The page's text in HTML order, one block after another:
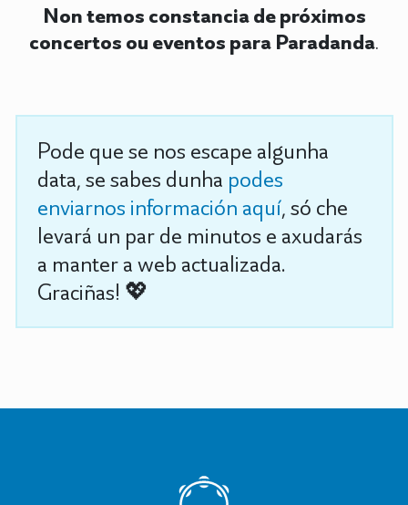
Non temos constancia de próximos
concertos ou eventos para Paradanda.
Pode que se nos escape algunha
data, se sabes dunha podes
enviarnos información aquí, só che
levará un par de minutos e axudarás
a manter a web actualizada.
Graciñas! 💖